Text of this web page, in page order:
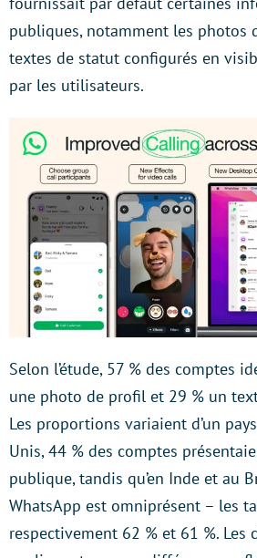
publiques, notamment les photos
textes de statut configurés en
par les utilisateurs.
Selon l’étude, 57 % des comptes
une photo de profil et 29 % un
Les proportions variaient d’un
Unis, 44 % des comptes
publique, tandis qu’en Inde et au
WhatsApp est omniprésent – les
respectivement 62 % et 61 %. Les